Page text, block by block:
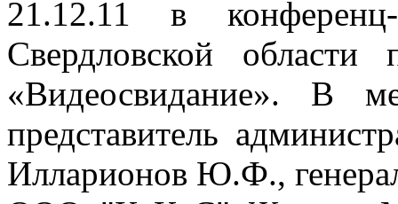
21.12.11 в
Свердловской области
«Видеосвидание». В
представитель
Илларионов Ю.Ф.,